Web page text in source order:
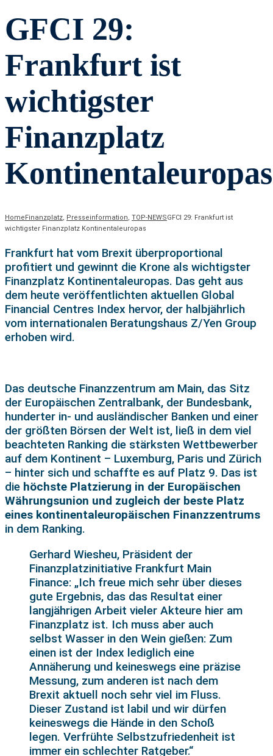
GFCI 29:
Frankfurt ist
wichtigster
Finanzplatz
Kontinentaleuropas
HomeFinanzplatz, Presseinformation, TOP-NEWSGFCI 29: Frankfurt ist
wichtigster Finanzplatz Kontinentaleuropas
Frankfurt hat vom Brexit überproportional
profitiert und gewinnt die Krone als wichtigster
Finanzplatz Kontinentaleuropas. Das geht aus
dem heute veröffentlichten aktuellen Global
Financial Centres Index hervor, der halbjährlich
vom internationalen Beratungshaus Z/Yen Group
erhoben wird.
Das deutsche Finanzzentrum am Main, das Sitz
der Europäischen Zentralbank, der Bundesbank,
hunderter in- und ausländischer Banken und einer
der größten Börsen der Welt ist, ließ in dem viel
beachteten Ranking die stärksten Wettbewerber
auf dem Kontinent – Luxemburg, Paris und Zürich
– hinter sich und schaffte es auf Platz 9. Das ist
die höchste Platzierung in der Europäischen
Währungsunion und zugleich der beste Platz
eines kontinentaleuropäischen Finanzzentrums
in dem Ranking.
Gerhard Wiesheu, Präsident der
Finanzplatzinitiative Frankfurt Main
Finance: „Ich freue mich sehr über dieses
gute Ergebnis, das das Resultat einer
langjährigen Arbeit vieler Akteure hier am
Finanzplatz ist. Ich muss aber auch
selbst Wasser in den Wein gießen: Zum
einen ist der Index lediglich eine
Annäherung und keineswegs eine präzise
Messung, zum anderen ist nach dem
Brexit aktuell noch sehr viel im Fluss.
Dieser Zustand ist labil und wir dürfen
keineswegs die Hände in den Schoß
legen. Verfrühte Selbstzufriedenheit ist
immer ein schlechter Ratgeber.“